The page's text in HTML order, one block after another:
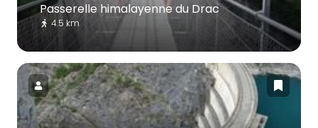
Passerelle himalayenne du Drac
4.5 km